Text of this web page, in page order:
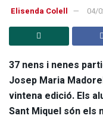
Elisenda Colell 04/
37 nens i nenes
Josep Maria
vintena edició. Els
Sant Miquel són els